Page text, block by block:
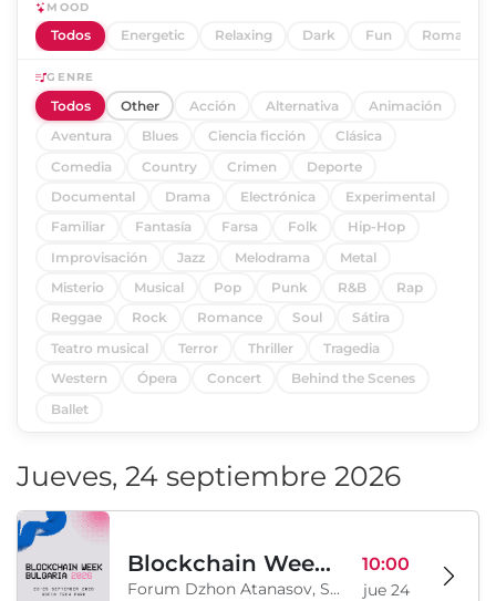
MOOD
Todos Energetic Relaxing Dark Fun Romantic
GENRE
Todos Other Acción Alternativa
Animación
Aventura
Blues Ciencia ficción
Clásica
Comedia
Country Crimen
Deporte
Documental
Drama Electrónica
Experimental
Familiar
Fantasía Farsa Folk
Hip-Hop
Improvisación
Jazz Melodrama
Metal
Misterio
Musical Pop Punk R&B
Rap
Reggae
Rock Romance Soul
Sátira
Teatro musical
Terror Thriller
Tragedia
Western
Ópera Concert
Behind the Scenes
Ballet
Jueves, 24 septiembre 2026
Blockchain Week Bulgaria
Forum Dzhon Atanasov, Sofía, BG
10:00
jue 24